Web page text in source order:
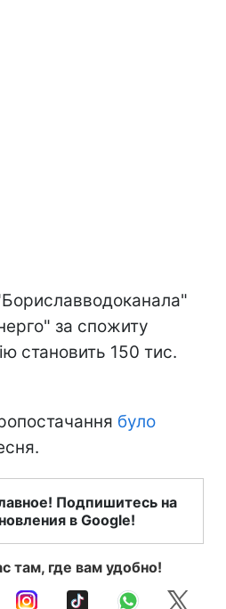
за спожиту
становить 150 тис.
було
Подпишитесь на
в Google!
там, где вам удобно!